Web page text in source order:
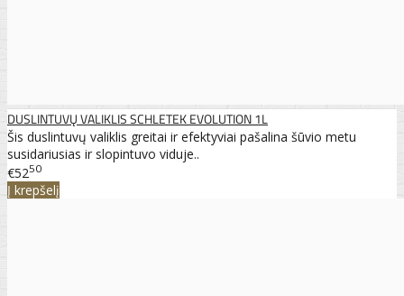
DUSLINTUVŲ VALIKLIS SCHLETEK EVOLUTION 1L
Šis duslintuvų valiklis greitai ir efektyviai pašalina šūvio metu
susidariusias ir slopintuvo viduje..
€5250
Į krepšelį